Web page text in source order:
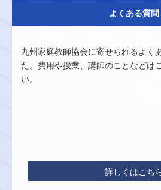
よくある質問
九州家庭教師協会に寄せられるよく
た。費用や授業、講師のことなどは
い。
詳しくはこち